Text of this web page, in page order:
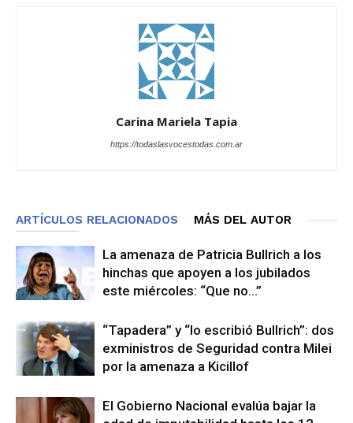
Carina Mariela Tapia
https://todaslasvocestodas.com.ar
ARTÍCULOS RELACIONADOS MÁS DEL AUTOR
La amenaza de Patricia Bullrich a los
hinchas que apoyen a los jubilados
este miércoles: “Que no…”
“Tapadera” y “lo escribió Bullrich”: dos
exministros de Seguridad contra Milei
por la amenaza a Kicillof
El Gobierno Nacional evalúa bajar la